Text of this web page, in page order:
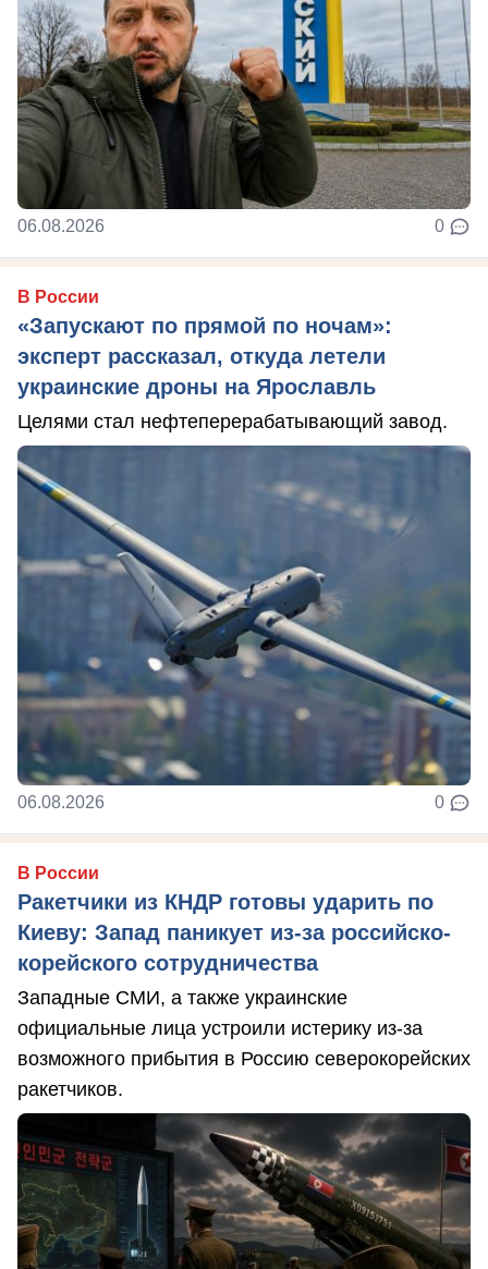
06.08.2026 0
В России
«Запускают по прямой по ночам»:
эксперт рассказал, откуда летели
украинские дроны на Ярославль
Целями стал нефтеперерабатывающий завод.
06.08.2026 0
В России
Ракетчики из КНДР готовы ударить по
Киеву: Запад паникует из-за российско-
корейского сотрудничества
Западные СМИ, а также украинские
официальные лица устроили истерику из-за
возможного прибытия в Россию северокорейских
ракетчиков.